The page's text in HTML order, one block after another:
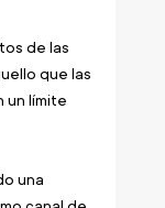
de las
que las
un límite
una